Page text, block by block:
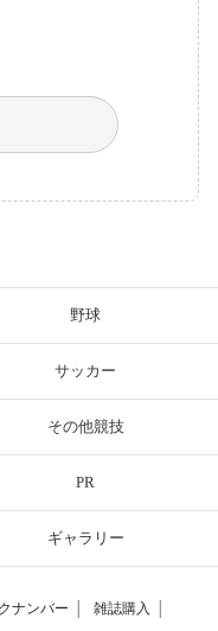
野球
サッカー
その他競技
PR
ギャラリー
ナンバー 雑誌購入